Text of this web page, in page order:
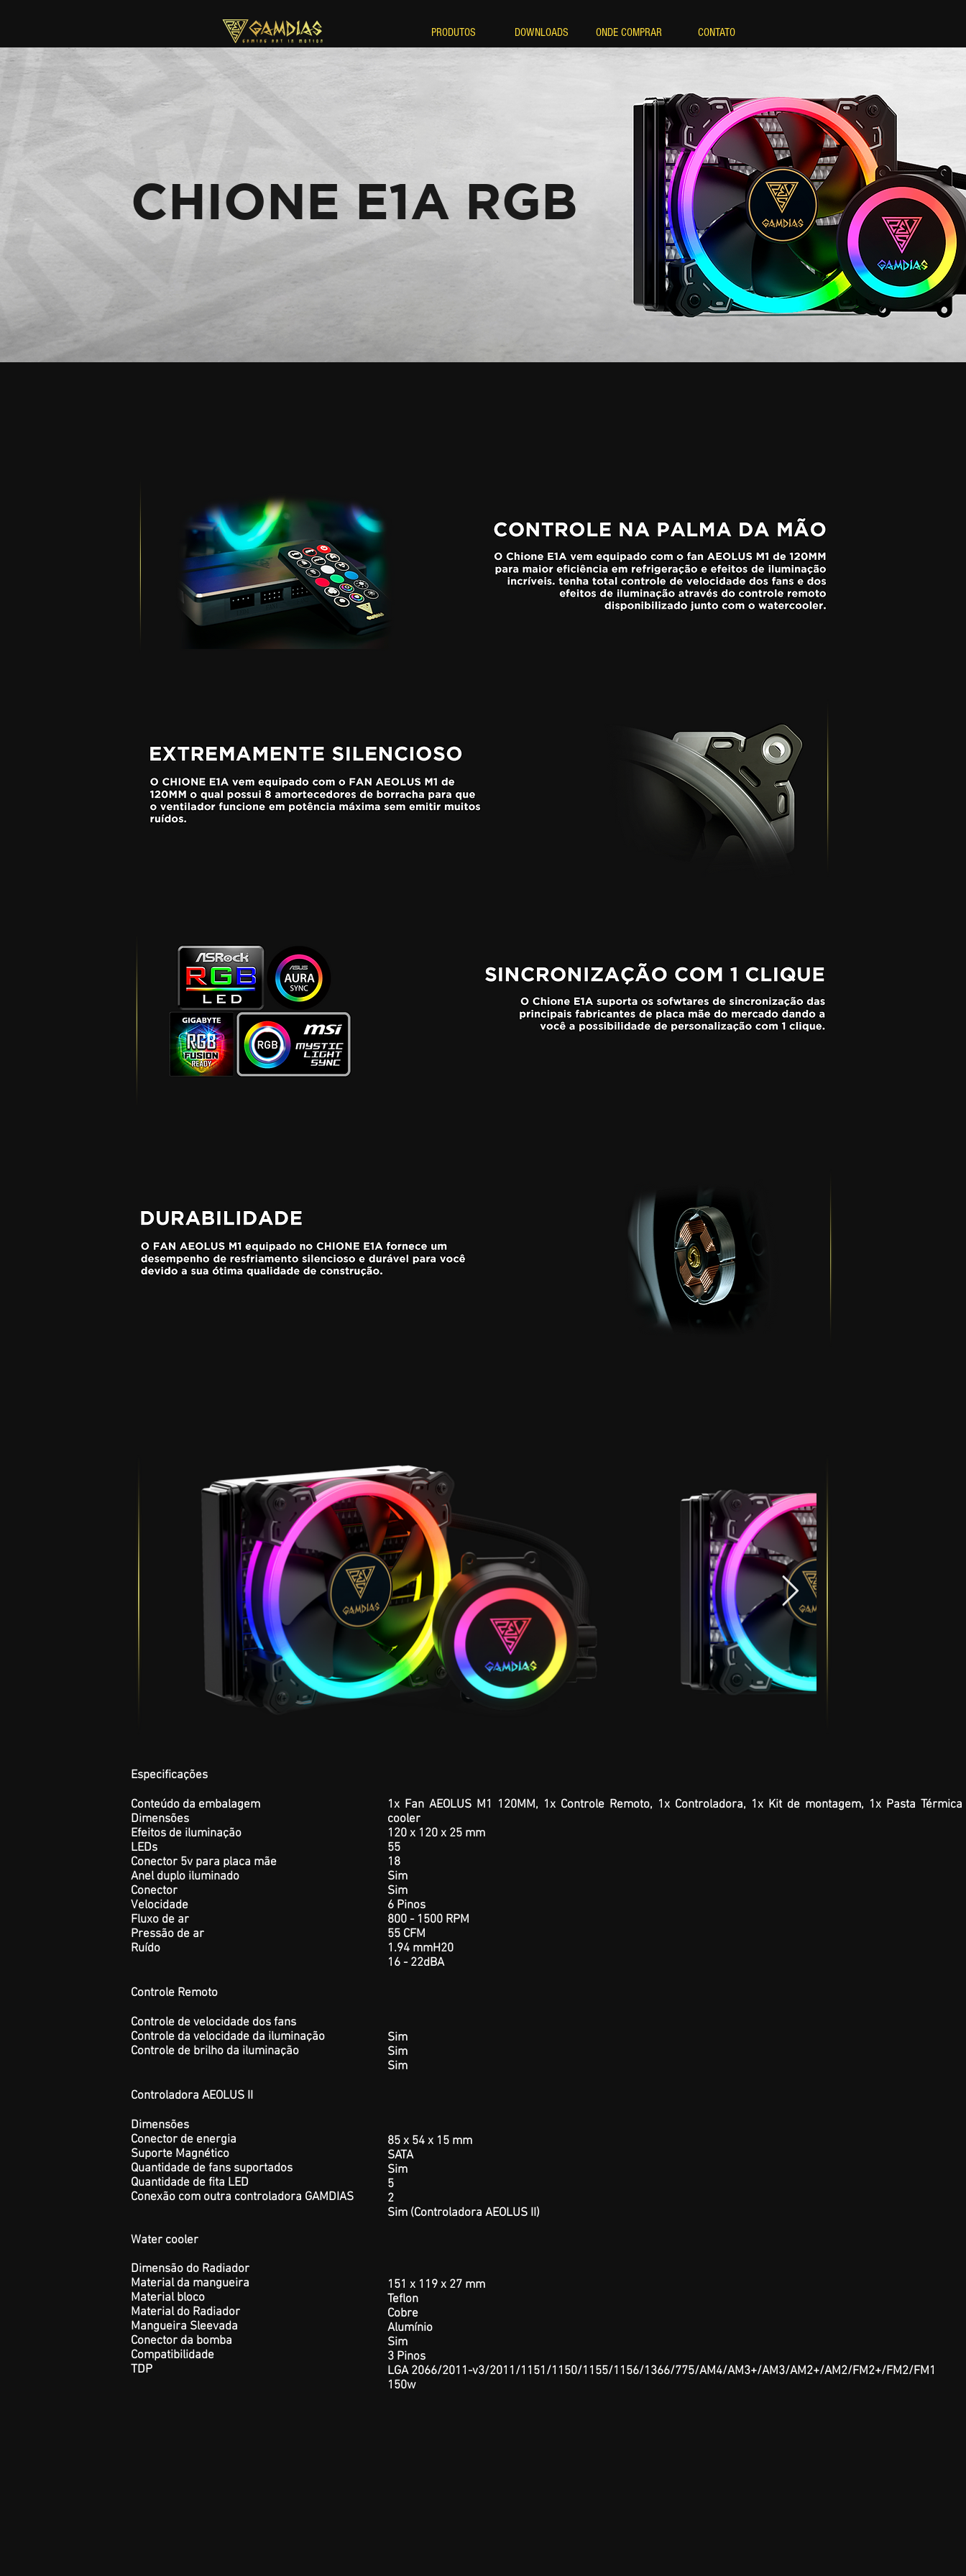
PRODUTOS DOWNLOADS ONDE COMPRAR CONTATO
CHIONE E1A RGB
Especificações
Conteúdo da embalagem
Dimensões
Efeitos de iluminação
LEDs
Conector 5v para placa mãe
Anel duplo iluminado
Conector
Velocidade
Fluxo de ar
Pressão de ar
Ruído
Controle Remoto
Controle de velocidade dos fans
Controle da velocidade da iluminação
Controle de brilho da iluminação
Controladora AEOLUS II
Dimensões
Conector de energia
Suporte Magnético
Quantidade de fans suportados
Quantidade de fita LED
Conexão com outra controladora GAMDIAS
Water cooler
Dimensão do Radiador
Material da mangueira
Material bloco
Material do Radiador
Mangueira Sleevada
Conector da bomba
Compatibilidade
TDP
1x Fan AEOLUS M1 120MM, 1x Controle Remoto, 1x Controladora, 1x Kit de montagem, 1x Pasta Térmica
cooler
120 x 120 x 25 mm
55
18
Sim
Sim
6 Pinos
800 - 1500 RPM
55 CFM
1.94 mmH20
16 - 22dBA
Sim
Sim
Sim
85 x 54 x 15 mm
SATA
Sim
5
2
Sim (Controladora AEOLUS II)
151 x 119 x 27 mm
Teflon
Cobre
Alumínio
Sim
3 Pinos
LGA 2066/2011-v3/2011/1151/1150/1155/1156/1366/775/AM4/AM3+/AM3/AM2+/AM2/FM2+/FM2/FM1
150w